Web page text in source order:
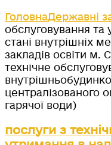
ГоловнаДержавні
обслуговування
стані внутрішніх
закладів освіти м.
технічне
централізованого
гарячої води)
послуги з